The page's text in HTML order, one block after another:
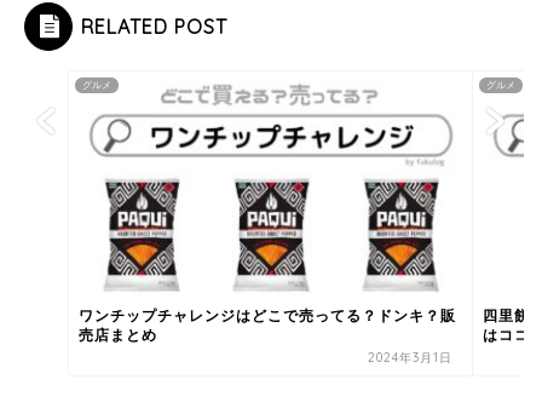
RELATED POST
グルメ
ワンチップチャレンジはどこで売ってる？ドンキ？販
売店まとめ
2024年3月1日
グルメ
四里餅
はココ